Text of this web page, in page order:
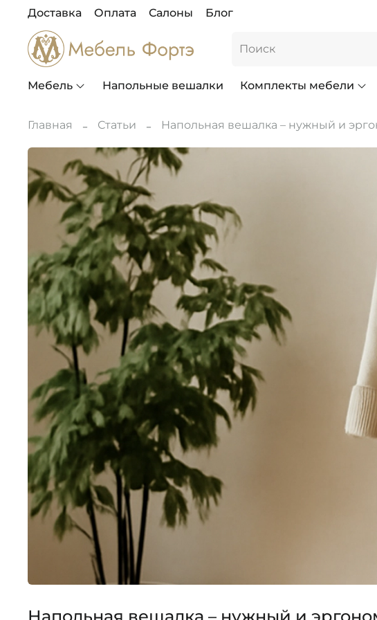
Доставка Оплата Салоны Блог
Мебель Напольные вешалки Комплекты мебели
Главная Статьи Напольная вешалка – нужный и